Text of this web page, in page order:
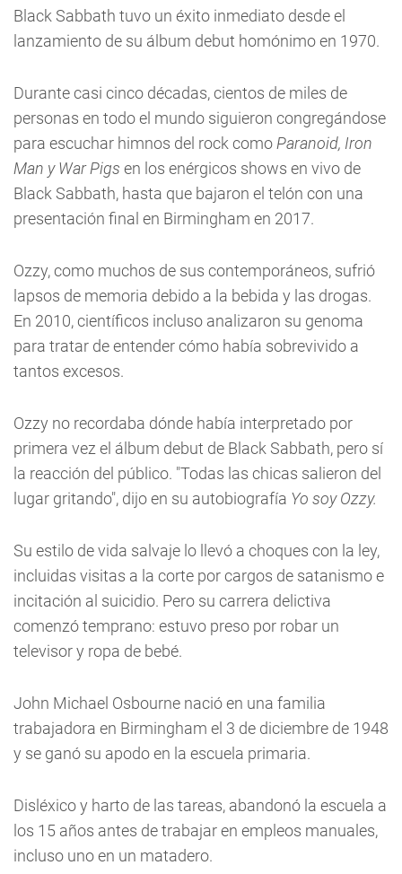
Black Sabbath tuvo un éxito inmediato desde el
lanzamiento de su álbum debut homónimo en 1970.
Durante casi cinco décadas, cientos de miles de
personas en todo el mundo siguieron congregándose
para escuchar himnos del rock como Paranoid, Iron
Man y War Pigs en los enérgicos shows en vivo de
Black Sabbath, hasta que bajaron el telón con una
presentación final en Birmingham en 2017.
Ozzy, como muchos de sus contemporáneos, sufrió
lapsos de memoria debido a la bebida y las drogas.
En 2010, científicos incluso analizaron su genoma
para tratar de entender cómo había sobrevivido a
tantos excesos.
Ozzy no recordaba dónde había interpretado por
primera vez el álbum debut de Black Sabbath, pero sí
la reacción del público. "Todas las chicas salieron del
lugar gritando", dijo en su autobiografía Yo soy Ozzy.
Su estilo de vida salvaje lo llevó a choques con la ley,
incluidas visitas a la corte por cargos de satanismo e
incitación al suicidio. Pero su carrera delictiva
comenzó temprano: estuvo preso por robar un
televisor y ropa de bebé.
John Michael Osbourne nació en una familia
trabajadora en Birmingham el 3 de diciembre de 1948
y se ganó su apodo en la escuela primaria.
Disléxico y harto de las tareas, abandonó la escuela a
los 15 años antes de trabajar en empleos manuales,
incluso uno en un matadero.